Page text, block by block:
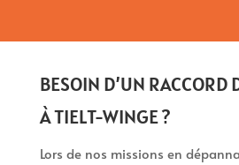
BESOIN D’UN RACCORD
À TIELT-WINGE ?
Lors de nos missions en